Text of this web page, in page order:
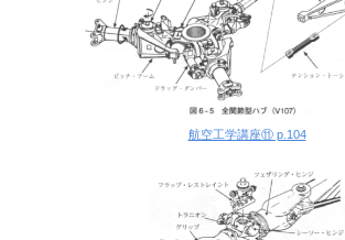
航空工学講座⑪ p.104